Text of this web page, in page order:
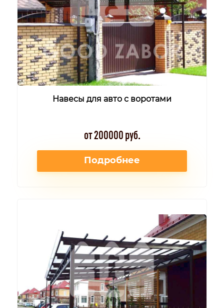
Навесы для авто с воротами
от 200000 руб.
Подробнее